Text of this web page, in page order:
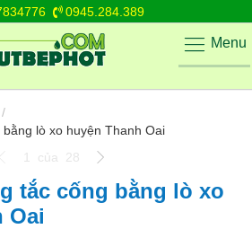
0945.284.389
Menu
/
lò xo huyện Thanh Oai
của 28
tắc cống bằng lò xo
Oai